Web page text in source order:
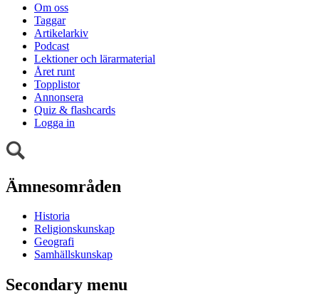
Om oss
Taggar
Artikelarkiv
Podcast
Lektioner och lärarmaterial
Året runt
Topplistor
Annonsera
Quiz & flashcards
Logga in
Ämnesområden
Historia
Religionskunskap
Geografi
Samhällskunskap
Secondary menu